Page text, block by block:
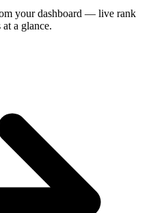
your dashboard — live rank
at a glance.